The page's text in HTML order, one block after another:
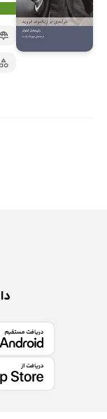
کتاب‌های متنی